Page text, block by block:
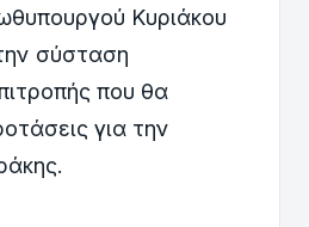
Κυριάκου
σύσταση
που θα
για την